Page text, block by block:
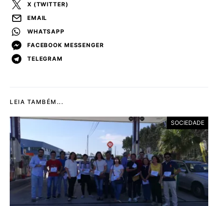
X (TWITTER)
EMAIL
WHATSAPP
FACEBOOK MESSENGER
TELEGRAM
LEIA TAMBÉM...
SOCIEDADE